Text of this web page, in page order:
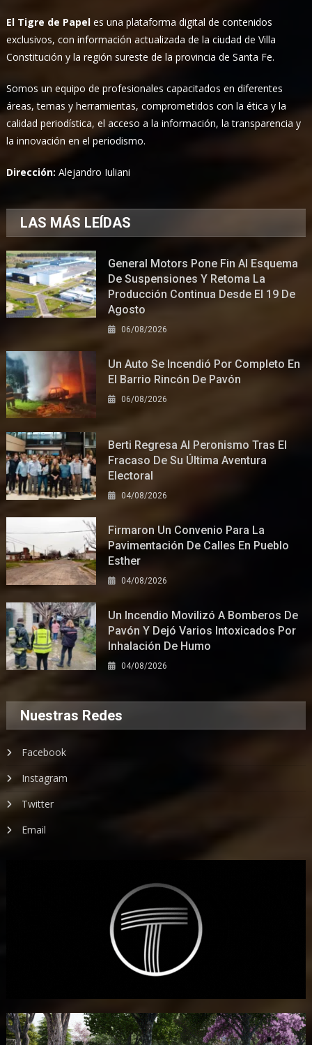
El Tigre de Papel es una plataforma digital de contenidos
exclusivos, con información actualizada de la ciudad de Villa
Constitución y la región sureste de la provincia de Santa Fe.
Somos un equipo de profesionales capacitados en diferentes
áreas, temas y herramientas, comprometidos con la ética y la
calidad periodística, el acceso a la información, la transparencia y
la innovación en el periodismo.
Dirección:Alejandro Iuliani
LAS MÁS LEÍDAS
General Motors Pone Fin Al Esquema
De Suspensiones Y Retoma La
Producción Continua Desde El 19 De
Agosto
06/08/2026
Un Auto Se Incendió Por Completo En
El Barrio Rincón De Pavón
06/08/2026
Berti Regresa Al Peronismo Tras El
Fracaso De Su Última Aventura
Electoral
04/08/2026
Firmaron Un Convenio Para La
Pavimentación De Calles En Pueblo
Esther
04/08/2026
Un Incendio Movilizó A Bomberos De
Pavón Y Dejó Varios Intoxicados Por
Inhalación De Humo
04/08/2026
Nuestras Redes
Facebook
Instagram
Twitter
Email